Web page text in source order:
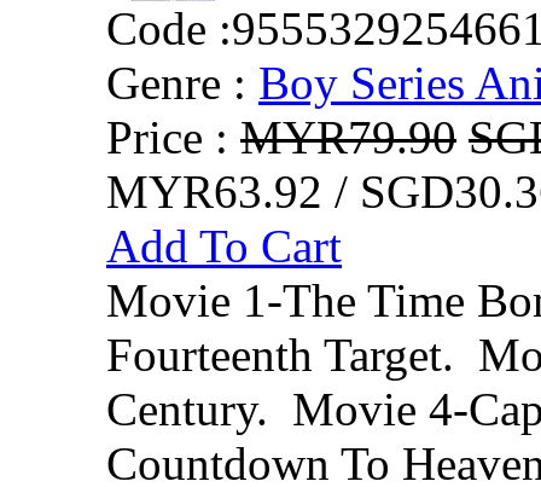
Code :
Genre : Boy Series
Price : MYR79.90
MYR63.92 /
Add To Cart
Movie 1-The Time
Fourteenth Target.
Century. Movie 4-
Countdown To